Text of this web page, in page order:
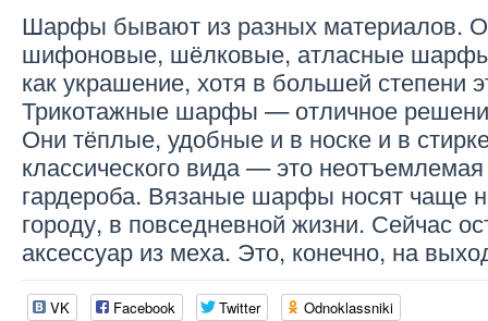
Шарфы бывают из разных материалов.
шифоновые, шёлковые, атласные
как украшение, хотя в большей степени
Трикотажные шарфы — отличное
Они тёплые, удобные и в носке и в
классического вида — это неотъемлемая
гардероба. Вязаные шарфы носят чаще
городу, в повседневной жизни. Сейчас
аксессуар из меха. Это, конечно, на
VK Facebook Twitter Odnoklassniki